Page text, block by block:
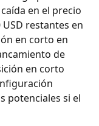
en el precio
restantes en
en corto en
de
en corto
potenciales si el